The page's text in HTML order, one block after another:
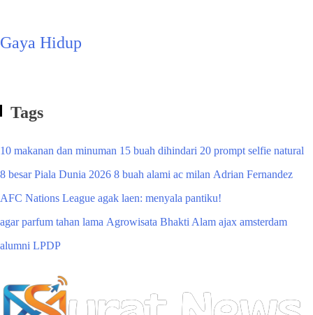
Gaya Hidup
Tags
10 makanan dan minuman 15 buah dihindari 20 prompt selfie natural
8 besar Piala Dunia 2026 8 buah alami ac milan Adrian Fernandez
AFC Nations League agak laen: menyala pantiku!
agar parfum tahan lama Agrowisata Bhakti Alam ajax amsterdam
alumni LPDP